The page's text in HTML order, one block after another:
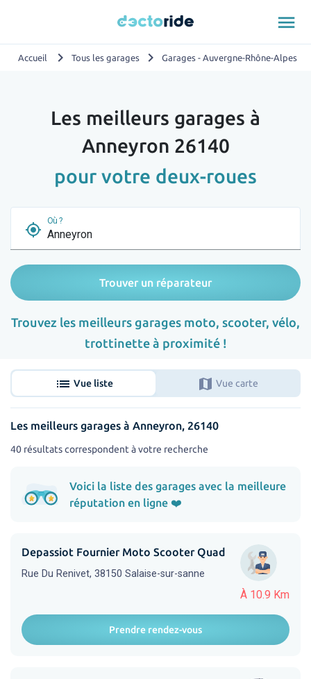
menu
Accueil chevron_right Tous les garages chevron_right Garages - Auvergne-Rhône-Alpes
Les meilleurs garages à
Anneyron 26140
pour votre deux-roues
my_location
Où ?
Trouver un réparateur
Trouvez les meilleurs garages moto, scooter, vélo,
trottinette à proximité !
list Vue liste map Vue carte
Les meilleurs garages à Anneyron, 26140
40 résultats correspondent à votre recherche
Voici la liste des garages avec la meilleure
réputation en ligne ❤️
À 10.9 Km
Depassiot Fournier Moto Scooter Quad
Rue Du Renivet, 38150 Salaise-sur-sanne
Prendre rendez-vous